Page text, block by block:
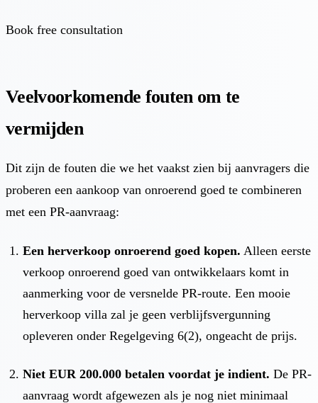
Book free consultation
Veelvoorkomende fouten om te
vermijden
Dit zijn de fouten die we het vaakst zien bij aanvragers die
proberen een aankoop van onroerend goed te combineren
met een PR-aanvraag:
Een herverkoop onroerend goed kopen. Alleen eerste
verkoop onroerend goed van ontwikkelaars komt in
aanmerking voor de versnelde PR-route. Een mooie
herverkoop villa zal je geen verblijfsvergunning
opleveren onder Regelgeving 6(2), ongeacht de prijs.
Niet EUR 200.000 betalen voordat je indient. De PR-
aanvraag wordt afgewezen als je nog niet minimaal